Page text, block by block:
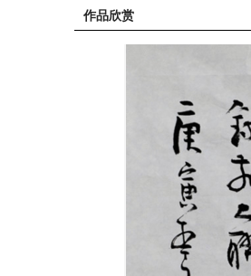
作品欣赏